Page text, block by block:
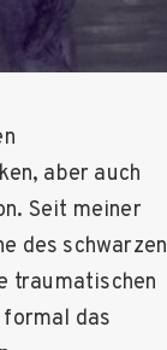
aber auch
Seit meiner
des schwarzen
traumatischen
formal das